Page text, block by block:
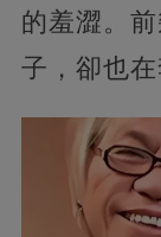
的羞澀。
子，卻也在